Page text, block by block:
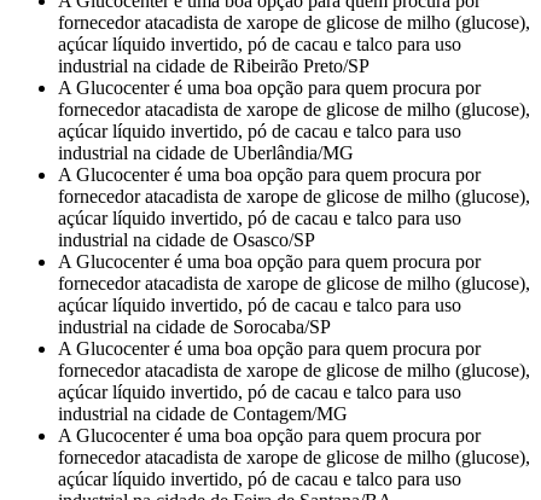
fornecedor atacadista de xarope de glicose de milho (glucose),
açúcar líquido invertido, pó de cacau e talco para uso
industrial na cidade de Ribeirão Preto/SP
A Glucocenter é uma boa opção para quem procura por
fornecedor atacadista de xarope de glicose de milho (glucose),
açúcar líquido invertido, pó de cacau e talco para uso
industrial na cidade de Uberlândia/MG
A Glucocenter é uma boa opção para quem procura por
fornecedor atacadista de xarope de glicose de milho (glucose),
açúcar líquido invertido, pó de cacau e talco para uso
industrial na cidade de Osasco/SP
A Glucocenter é uma boa opção para quem procura por
fornecedor atacadista de xarope de glicose de milho (glucose),
açúcar líquido invertido, pó de cacau e talco para uso
industrial na cidade de Sorocaba/SP
A Glucocenter é uma boa opção para quem procura por
fornecedor atacadista de xarope de glicose de milho (glucose),
açúcar líquido invertido, pó de cacau e talco para uso
industrial na cidade de Contagem/MG
A Glucocenter é uma boa opção para quem procura por
fornecedor atacadista de xarope de glicose de milho (glucose),
açúcar líquido invertido, pó de cacau e talco para uso